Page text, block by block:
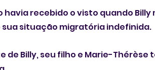
havia recebido o visto quando
sua situação migratória indefinida.
de Billy, seu filho e Marie-